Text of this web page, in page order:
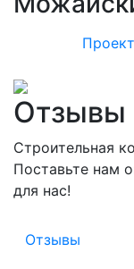
Отзывы
Строительная
Поставьте нам
для нас!
Отзывы